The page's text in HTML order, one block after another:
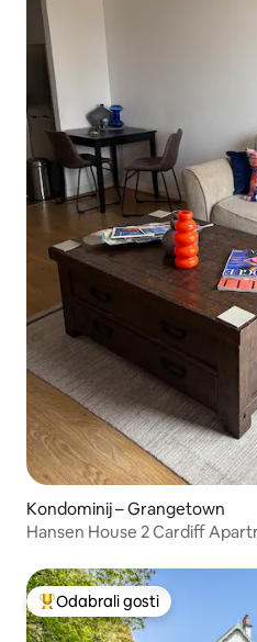
Kondominij – Grangetown
Hansen House 2 Cardiff
Među najviše rangiranima s
Odabrali gosti